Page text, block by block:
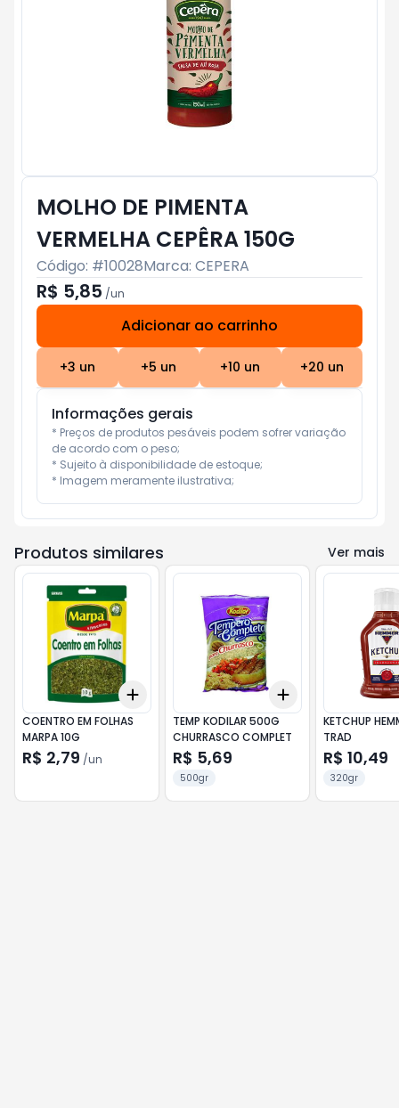
MOLHO DE PIMENTA
VERMELHA CEPÊRA 150G
Código: #10028Marca: CEPERA
R$ 5,85 /un
Adicionar ao carrinho
+3 un +5 un +10 un +20 un
Informações gerais
* Preços de produtos pesáveis podem sofrer variação
de acordo com o peso;
* Sujeito à disponibilidade de estoque;
* Imagem meramente ilustrativa;
Produtos similares Ver mais
+10
Add
COENTRO EM FOLHAS
MARPA 10G
R$ 2,79 /un
+10
Add
TEMP KODILAR 500G
CHURRASCO COMPLET
R$ 5,69
500gr
KETCHUP
TRAD
R$ 10,49
320gr